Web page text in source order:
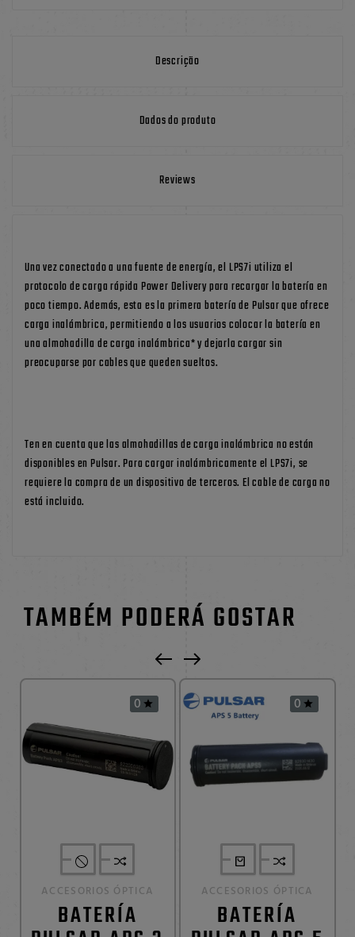
Descrição
Dados do produto
Reviews
Una vez conectado a una fuente de energía, el LPS7i utiliza el
protocolo de carga rápida Power Delivery para recargar la batería en
poco tiempo. Además, esta es la primera batería de Pulsar que ofrece
carga inalámbrica, permitiendo a los usuarios colocar la batería en
una almohadilla de carga inalámbrica* y dejarla cargar sin
preocuparse por cables que queden sueltos.
Ten en cuenta que las almohadillas de carga inalámbrica no están
disponibles en Pulsar. Para cargar inalámbricamente el LPS7i, se
requiere la compra de un dispositivo de terceros. El cable de carga no
está incluido.
TAMBÉM PODERÁ GOSTAR
0 
ACCESORIOS ÓPTICA
BATERÍA
0 
ACCESORIOS ÓPTICA
BATERÍA